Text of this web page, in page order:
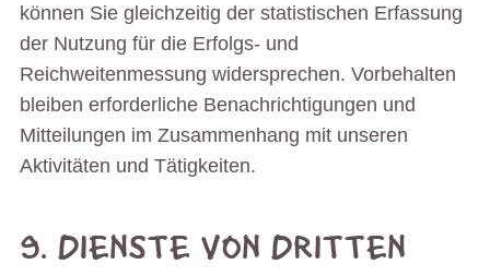
können Sie gleichzeitig der statistischen Erfassung
der Nutzung für die Erfolgs- und
Reichweitenmessung widersprechen. Vorbehalten
bleiben erforderliche Benachrichtigungen und
Mitteilungen im Zusammenhang mit unseren
Aktivitäten und Tätigkeiten.
9. DIENSTE VON DRITTEN